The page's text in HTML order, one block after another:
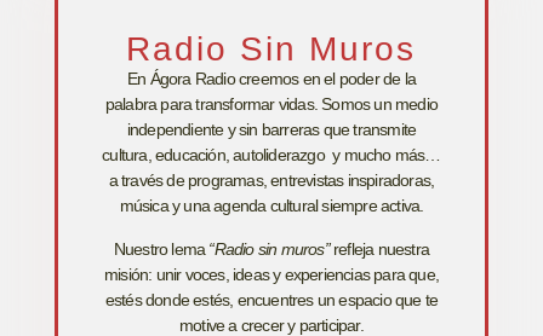
Radio Sin Muros
En Ágora Radio creemos en el poder de la
palabra para transformar vidas. Somos un medio
independiente y sin barreras que transmite
cultura, educación, autoliderazgo y mucho más…
a través de programas, entrevistas inspiradoras,
música y una agenda cultural siempre activa.
Nuestro lema “Radio sin muros”refleja nuestra
misión: unir voces, ideas y experiencias para que,
estés donde estés, encuentres un espacio que te
motive a crecer y participar.